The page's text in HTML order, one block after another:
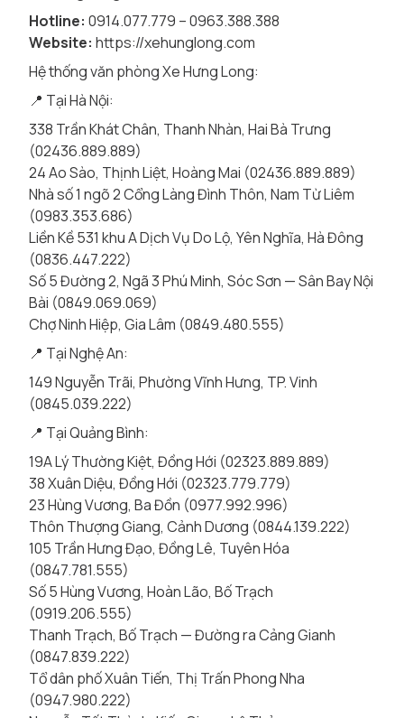
Hotline: 0914.077.779 – 0963.388.388
Website: https://xehunglong.com
Hệ thống văn phòng Xe Hưng Long:
📍 Tại Hà Nội:
338 Trần Khát Chân, Thanh Nhàn, Hai Bà Trưng
(02436.889.889)
24 Ao Sào, Thịnh Liệt, Hoàng Mai (02436.889.889)
Nhà số 1 ngõ 2 Cổng Làng Đình Thôn, Nam Từ Liêm
(0983.353.686)
Liền Kề 531 khu A Dịch Vụ Do Lộ, Yên Nghĩa, Hà Đông
(0836.447.222)
Số 5 Đường 2, Ngã 3 Phú Minh, Sóc Sơn — Sân Bay Nội
Bài (0849.069.069)
Chợ Ninh Hiệp, Gia Lâm (0849.480.555)
📍 Tại Nghệ An:
149 Nguyễn Trãi, Phường Vĩnh Hưng, TP. Vinh
(0845.039.222)
📍 Tại Quảng Bình:
19A Lý Thường Kiệt, Đồng Hới (02323.889.889)
38 Xuân Diệu, Đồng Hới (02323.779.779)
23 Hùng Vương, Ba Đồn (0977.992.996)
Thôn Thượng Giang, Cảnh Dương (0844.139.222)
105 Trần Hưng Đạo, Đồng Lê, Tuyên Hóa
(0847.781.555)
Số 5 Hùng Vương, Hoàn Lão, Bố Trạch
(0919.206.555)
Thanh Trạch, Bố Trạch — Đường ra Cảng Gianh
(0847.839.222)
Tổ dân phố Xuân Tiến, Thị Trấn Phong Nha
(0947.980.222)